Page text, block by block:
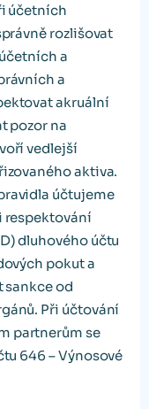
účetních
rozlišovat
a
a
akruální
pozor na
vedlejší
aktiva.
účtujeme
respektování
dluhového účtu
pokut a
sankce od
Při účtování
partnerům se
646 – Výnosové